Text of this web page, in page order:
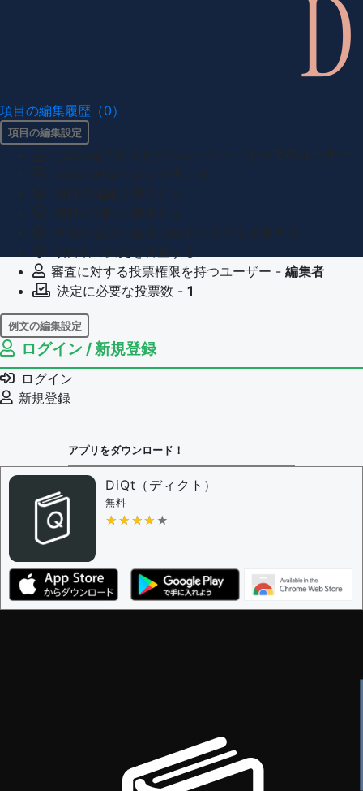
項目の編集履歴（0）
項目の編集設定
審査に対する投票権限を持つユーザー - 編集者
決定に必要な投票数 - 1
例文の編集設定
例文の編集権限を持つユーザー -
例文の削除を審査する
審査に対する投票権限を持つユーザー -
決定に必要な投票数 -
問題の編集権限を持つユーザー -すべてのユーザー
審査に対する投票権限を持つユーザー -
決定に必要な投票数 -
編集ガイドライン
ログイン / 新規登録
ログイン
新規登録
アプリをダウンロード！
DiQt（ディクト）
無料
★★★★★
★★★★★